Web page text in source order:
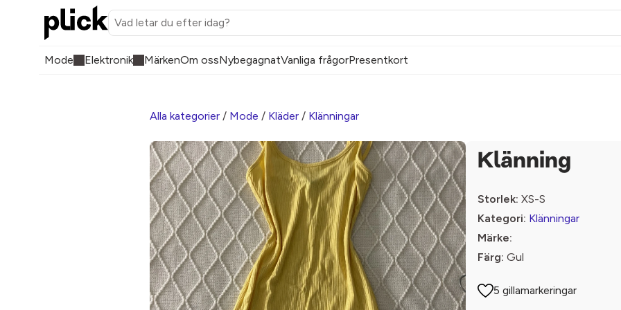
Mode Elektronik MärkenOm ossNybegagnatVanliga frågorPresentkort
Alla kategorier / Mode / Kläder / Klänningar
Klänning
Storlek: XS-S
Kategori: Klänningar
Märke:
Färg: Gul
5 gillamarkeringar